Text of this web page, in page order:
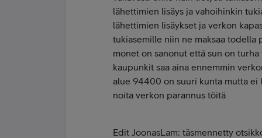
lähettimien lisäys ja vahoihinkin
lähettimien lisäykset ja verkon
tukiasemille niin ne maksaa todella
monet on sanonut että sun on
kaupunkit saa aina ennemmin
alue 94400 on suuri kunta mutta ei
noita verkon parannus töitä
Edit JoonasLam: täsmennetty